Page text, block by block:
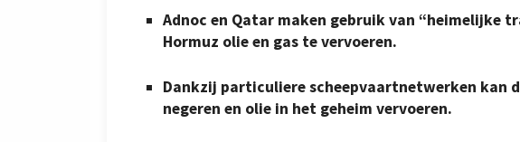
Adnoc en Qatar maken gebruik van “heimelijke
Hormuz olie en gas te vervoeren.
Dankzij particuliere scheepvaartnetwerken kan
negeren en olie in het geheim vervoeren.